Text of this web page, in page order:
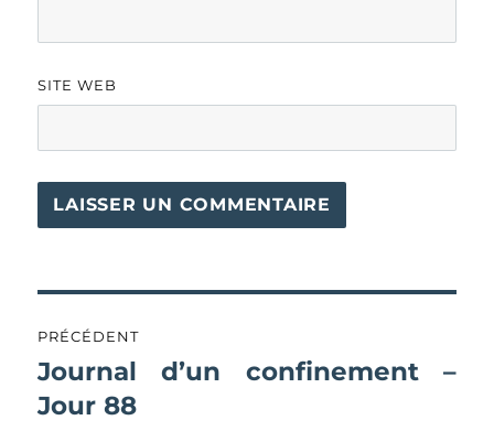
SITE WEB
de
l’article
PRÉCÉDENT
Publication
précédente :
Journal d’un confinement –
Jour 88